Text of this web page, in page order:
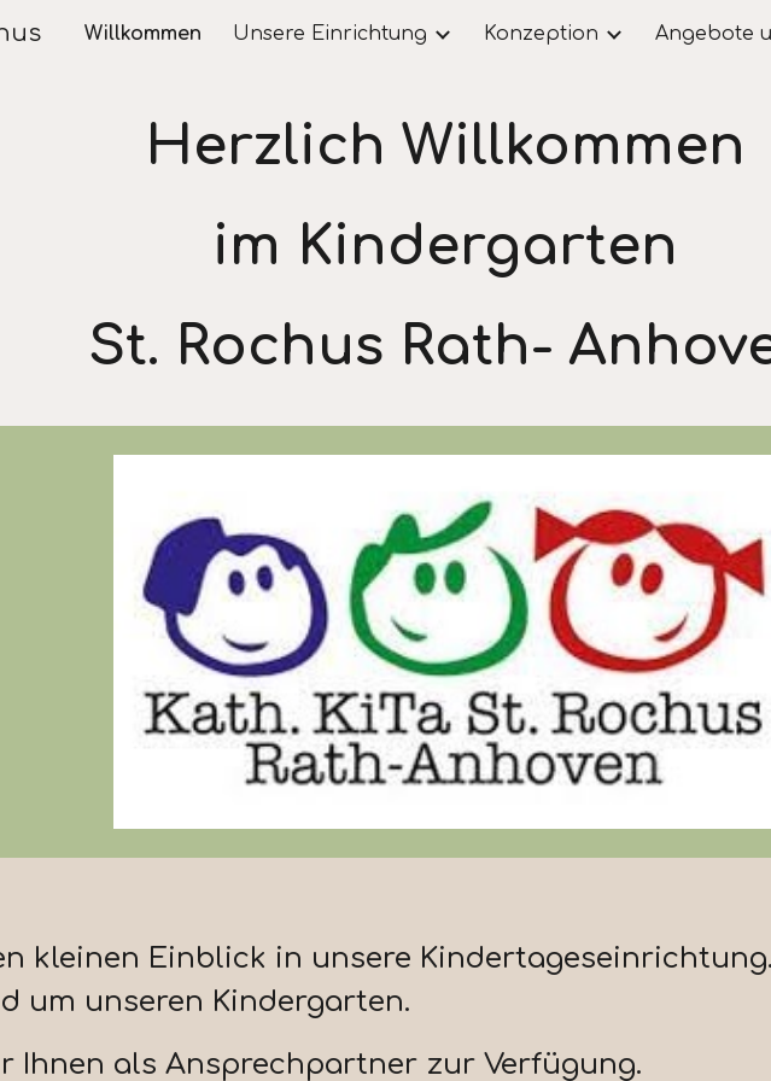
Skip to main content Skip to navigation
Willkommen Unsere Einrichtung Konzeption Angebote
Herzlich Willkommen
im Kindergarten
St. Rochus Rath-
kleinen Einblick in unsere
um unseren Kindergarten.
Ihnen als Ansprechpartner zur Verfügung.